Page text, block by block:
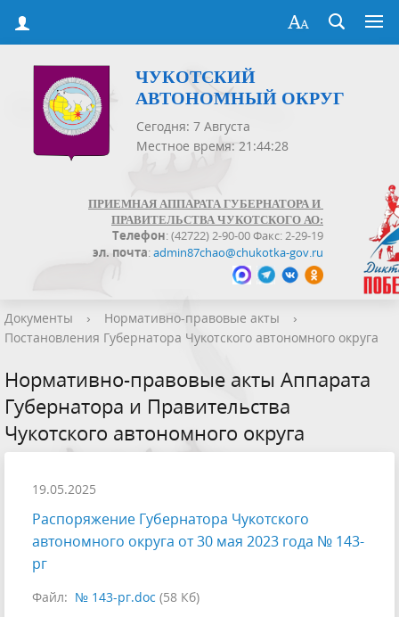
ЧУКОТСКИЙ
АВТОНОМНЫЙ ОКРУГ
Сегодня: 7 Августа
Местное время: 21:44:28
ПРИЕМНАЯ АППАРАТА ГУБЕРНАТОРА И
ПРАВИТЕЛЬСТВА ЧУКОТСКОГО АО:
Телефон: (42722) 2-90-00 Факс: 2-29-19
эл. почта:admin87chao@chukotka-gov.ru
Документы › Нормативно-правовые акты
›
Постановления Губернатора Чукотского автономного округа
Нормативно-правовые акты Аппарата
Губернатора и Правительства
Чукотского автономного округа
19.05.2025
Распоряжение Губернатора Чукотского
автономного округа от 30 мая 2023 года № 143-
рг
Файл: № 143-рг.doc (58 Кб)